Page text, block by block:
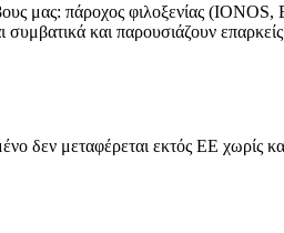
μας: πάροχος φιλοξενίας
και παρουσιάζουν επαρκείς
δεν μεταφέρεται εκτός ΕΕ χωρίς